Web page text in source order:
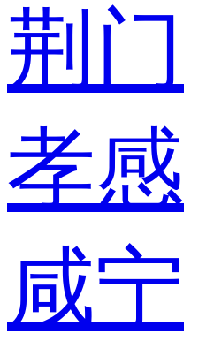
荆门
孝感
咸宁